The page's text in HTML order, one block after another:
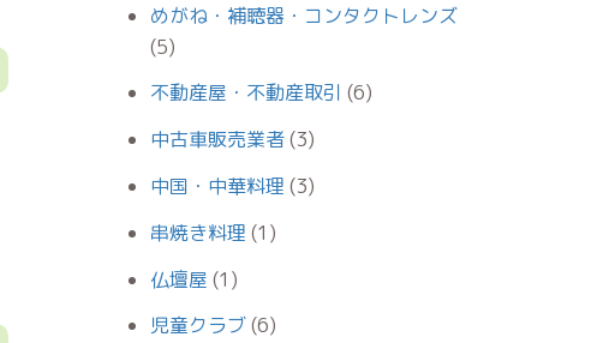
めがね・補聴器・コンタクトレンズ
(5)
不動産屋・不動産取引 (6)
中古車販売業者(3)
中国・中華料理 (3)
串焼き料理 (1)
仏壇屋 (1)
児童クラブ(6)